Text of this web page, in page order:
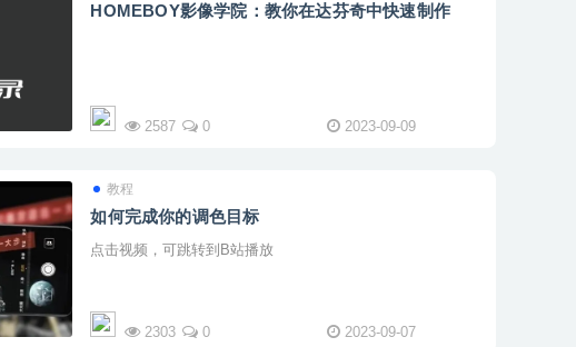
HOMEBOY影像学院：教你在达芬奇中快速制作
2587 0 2023-09-09
教程
如何完成你的调色目标
点击视频，可跳转到B站播放
2303 0 2023-09-07